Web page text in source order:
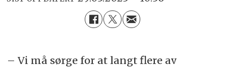
– Vi må sørge for at langt flere av